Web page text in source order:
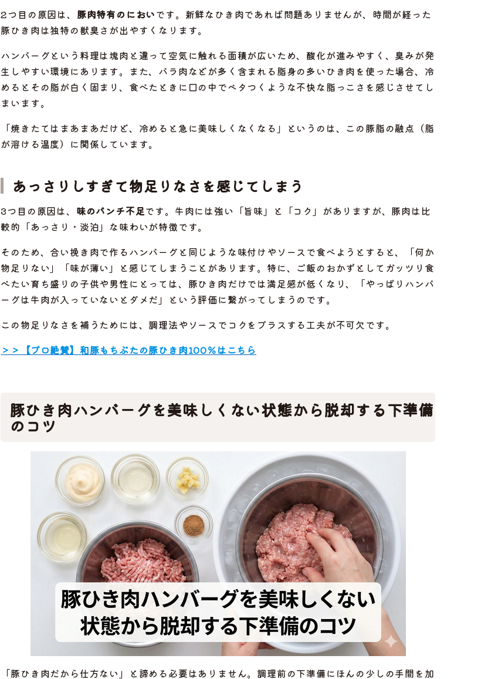
2つ目の原因は、 豚肉特有のにおいです。新鮮なひき肉であれば問題ありませんが、時間が経った
豚ひき肉は独特の獣臭さが出やすくなります。
ハンバーグという料理は塊肉と違って空気に触れる面積が広いため、酸化が進みやすく、臭みが発
生しやすい環境にあります。また、バラ肉などが多く含まれる脂身の多いひき肉を使った場合、冷
めるとその脂が白く固まり、食べたときに口の中でベタつくような不快な脂っこさを感じさせてし
まいます。
「焼きたてはまあまあだけど、冷めると急に美味しくなくなる」というのは、この豚脂の融点（脂
が溶ける温度）に関係しています。
あっさりしすぎて物足りなさを感じてしまう
3つ目の原因は、 味のパンチ不足です。牛肉には強い「旨味」と「コク」がありますが、豚肉は比
較的「あっさり・淡泊」な味わいが特徴です。
そのため、合い挽き肉で作るハンバーグと同じような味付けやソースで食べようとすると、「何か
物足りない」「味が薄い」と感じてしまうことがあります。特に、ご飯のおかずとしてガッツリ食
べたい育ち盛りの子供や男性にとっては、豚ひき肉だけでは満足感が低くなり、「やっぱりハンバ
ーグは牛肉が入っていないとダメだ」という評価に繋がってしまうのです。
この物足りなさを補うためには、調理法やソースでコクをプラスする工夫が不可欠です。
＞＞【プロ絶賛】和豚もちぶたの豚ひき肉100％はこちら
豚ひき肉ハンバーグを美味しくない状態から脱却する下準備
のコツ
「豚ひき肉だから仕方ない」と諦める必要はありません。調理前の下準備にほんの少しの手間を加